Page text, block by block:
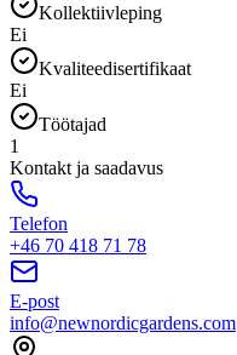
Kollektiivleping
Ei
Kvaliteedisertifikaat
Ei
Töötajad
1
Kontakt ja saadavus
Telefon
+46 70 418 71 78
E-post
info@newnordicgardens.com